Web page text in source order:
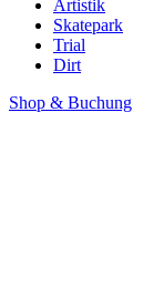
Artistik
Skatepark
Trial
Dirt
Shop & Buchung